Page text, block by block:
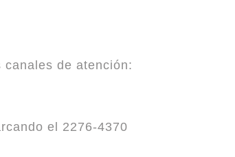
de atención:
el 2276-4370